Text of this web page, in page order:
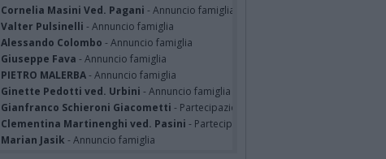
Cornelia Masini Ved. Pagani - Annuncio famiglia
Valter Pulsinelli - Annuncio famiglia
Alessando Colombo - Annuncio famiglia
Giuseppe Fava - Annuncio famiglia
PIETRO MALERBA- Annuncio famiglia
Ginette Pedotti ved. Urbini - Annuncio famiglia
Gianfranco Schieroni Giacometti - Partecipazione
Clementina Martinenghi ved. Pasini - Partecipazione
Marian Jasik - Annuncio famiglia